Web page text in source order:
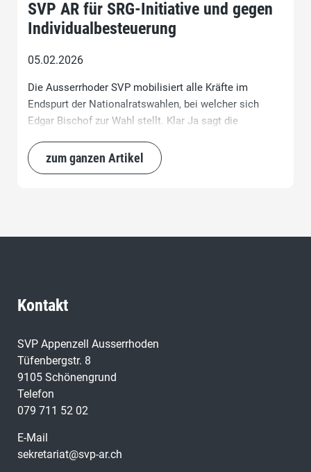
SVP AR für SRG-Initiative und gegen
Individualbesteuerung
05.02.2026
Die Ausserrhoder SVP mobilisiert alle Kräfte im
Endspurt der Nationalratswahlen, bei welcher sich
Edgar Bischof zur Wahl stellt. Klar Ja sagt die
empfiehlt sie hingegen bei der Individualbesteuerung.
zum ganzen Artikel
Kontakt
SVP Appenzell Ausserrhoden
Tüfenbergstr. 8
9105 Schönengrund
Telefon
079 711 52 02
E-Mail
sekretariat@svp-ar.ch